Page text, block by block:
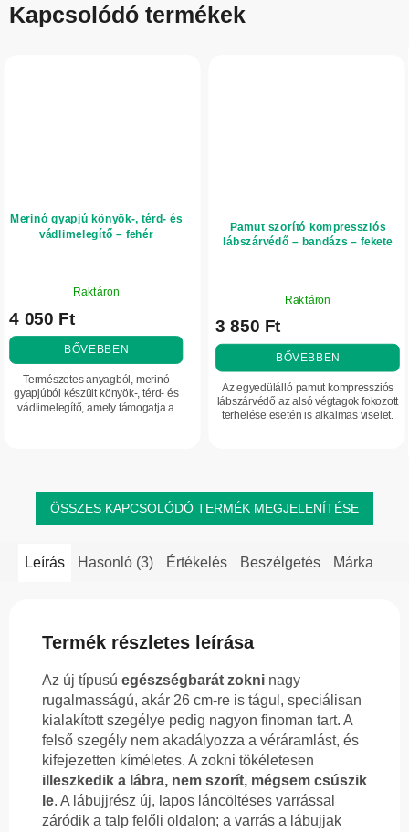
Kapcsolódó termékek
Merinó gyapjú könyök-, térd- és
vádlimelegítő – fehér
átlagos
értékelése
ből
5,0
csillag.
Raktáron
4 050 Ft
BŐVEBBEN
Természetes anyagból, merinó
gyapjúból készült könyök-, térd- és
vádlimelegítő, amely támogatja a
Pamut szorító kompressziós
lábszárvédő – bandázs – fekete
átlagos
értékelése
5-
ből
5,0
csillag.
Raktáron
3 850 Ft
BŐVEBBEN
Az egyedülálló pamut kompressziós
lábszárvédő az alsó végtagok fokozott
terhelése esetén is alkalmas viselet.
ÖSSZES KAPCSOLÓDÓ TERMÉK MEGJELENÍTÉSE
Leírás Hasonló (3) Értékelés Beszélgetés Márka
Termék részletes leírása
Az új típusú egészségbarát zokni nagy
rugalmasságú, akár 26 cm-re is tágul, speciálisan
kialakított szegélye pedig nagyon finoman tart. A
felső szegély nem akadályozza a véráramlást, és
kifejezetten kíméletes. A zokni tökéletesen
illeszkedik a lábra, nem szorít, mégsem csúszik
le. A lábujjrész új, lapos láncöltéses varrással
záródik a talp felőli oldalon; a varrás a lábujjak